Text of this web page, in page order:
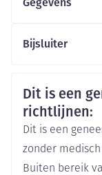
Aanvangsdosis:
Gebruikelijke
Afhankelijk
verlagen tot 5
Merken
Breedte
Bijsluiter
Dit is een
richtlijnen:
Dit is een
zonder
Buiten bereik